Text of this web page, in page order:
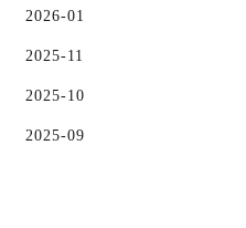
2026-01
2025-11
2025-10
2025-09